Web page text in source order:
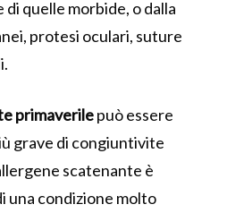
quelle morbide, o dalla
protesi oculari, suture
primaverilepuò essere
grave di congiuntivite
scatenante è
una condizione molto